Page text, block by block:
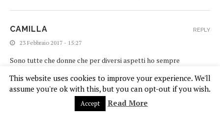
CAMILLA
23 Febbraio 2017 - 15:27
Sono tutte che donne che per diversi aspetti ho sempre
ammirato, anche se la mia icona tra tutte è sicuramente Grace
Kelly!
REPLY
This website uses cookies to improve your experience. We'll
assume you're ok with this, but you can opt-out if you wish.
Accept Read More